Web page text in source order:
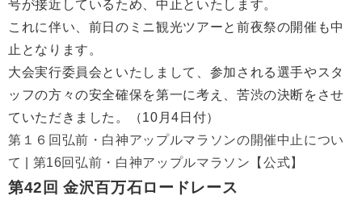
号が接近しているため、中止といたします。
これに伴い、前日のミニ観光ツアーと前夜祭の開催も中
止となります。
大会実行委員会といたしまして、参加される選手やスタ
ッフの方々の安全確保を第一に考え、苦渋の決断をさせ
ていただきました。（10月4日付）
第１６回弘前・白神アップルマラソンの開催中止につい
て | 第16回弘前・白神アップルマラソン【公式】
第42回 金沢百万石ロードレース